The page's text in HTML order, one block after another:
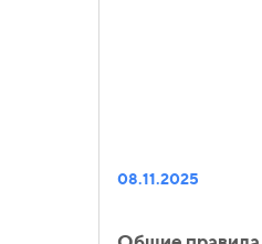
08.11.2025